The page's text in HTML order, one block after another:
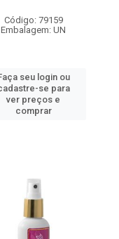
Código: 79159
Embalagem: UN
seu login ou
se para
ver preços e
comprar